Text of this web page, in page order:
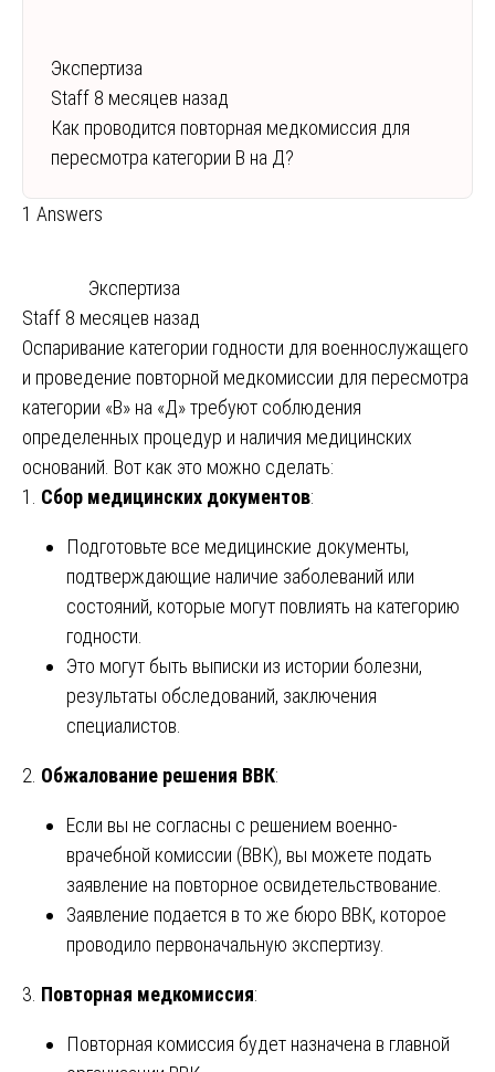
Экспертиза
Staff 8 месяцев назад
Как проводится повторная медкомиссия для
пересмотра категории В на Д?
1 Answers
Экспертиза
Staff 8 месяцев назад
Оспаривание категории годности для военнослужащего
и проведение повторной медкомиссии для пересмотра
категории «В» на «Д» требуют соблюдения
определенных процедур и наличия медицинских
оснований. Вот как это можно сделать:
1. Сбор медицинских документов:
Подготовьте все медицинские документы,
подтверждающие наличие заболеваний или
состояний, которые могут повлиять на категорию
годности.
Это могут быть выписки из истории болезни,
результаты обследований, заключения
специалистов.
2. Обжалование решения ВВК:
Если вы не согласны с решением военно-
врачебной комиссии (ВВК), вы можете подать
заявление на повторное освидетельствование.
Заявление подается в то же бюро ВВК, которое
проводило первоначальную экспертизу.
3. Повторная медкомиссия:
Повторная комиссия будет назначена в главной